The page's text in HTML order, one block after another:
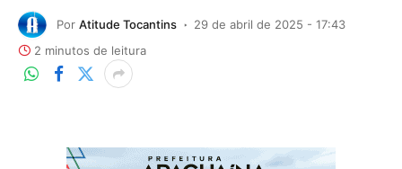
Por Atitude Tocantins
29 de abril de 2025 - 17:43
2 minutos de leitura